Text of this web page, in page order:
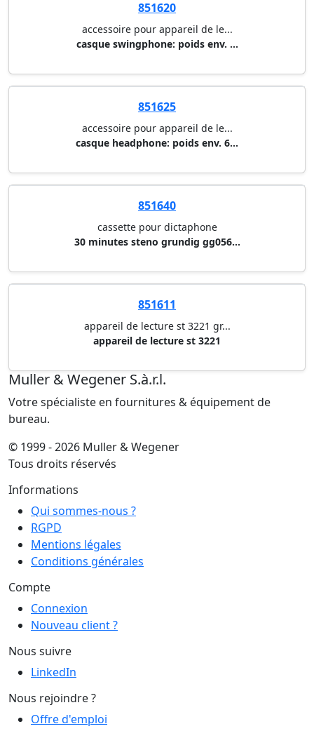
851625
casque headphone: poids env. 6...
851640
cassette pour dictaphone
30 minutes steno grundig gg056...
851611
appareil de lecture st 3221
Votre spécialiste en fournitures & équipement de
bureau.
© 1999 - 2026 Muller & Wegener
Tous droits réservés
Informations
Qui sommes-nous ?
RGPD
Mentions légales
Connexion
Nouveau client ?